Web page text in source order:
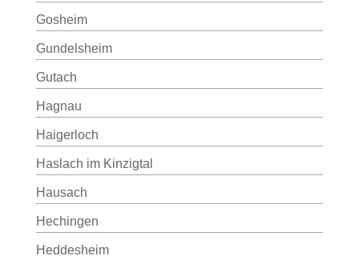
Gosheim
Gundelsheim
Gutach
Hagnau
Haigerloch
Haslach im Kinzigtal
Hausach
Hechingen
Heddesheim